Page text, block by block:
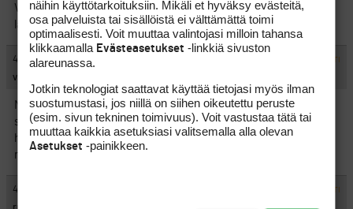
Vai oliko moraalisesti arvellutavaa, että ministeri sattui
lähipiireineen olemaan omistajana tuettavalla kentällä?
4.11.2002 11:41:00 ILMOITA ASIATON VIESTI
vieraspelaaja
Mikäli itseä ja/tai lähipiiriä olisi suosittu, ministeri olisi joutunut
syytteeseen, tässä tapauksessa vain heristeltiin sormea ja
huomautettiin golfin tukemisen yhteiskunnallisesta
moitittavuudesta yleensä.
4.11.2002 11:46:00 ILMOITA ASIATON VIESTI
näihin käyttötarkoituksiin. Mikäli et hyväksy evästeitä,
osa palveluista tai sisällöistä ei välttämättä toimi
optimaalisesti. Voit muuttaa valintojasi milloin tahansa
klikkaamalla Evästeasetukset -linkkiä sivuston
alareunassa.
Jotkin teknologiat saattavat käyttää tietojasi myös ilman
suostumustasi, jos niillä on siihen oikeutettu peruste
(esim. sivun tekninen toimivuus). Voit vastustaa tätä tai
muuttaa kaikkia asetuksiasi valitsemalla alla olevan
Asetukset -painikkeen.